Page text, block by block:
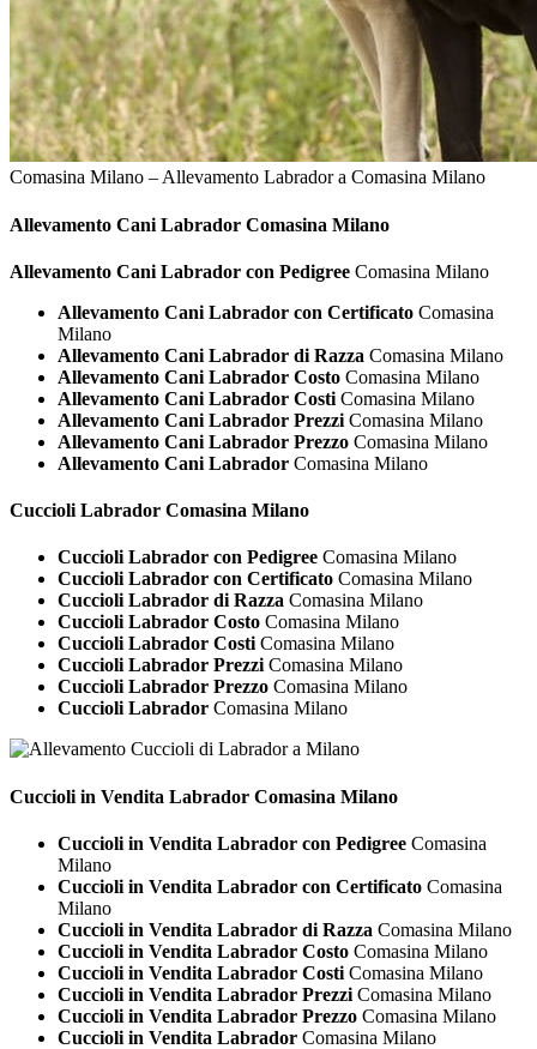
Comasina Milano – Allevamento Labrador a Comasina Milano
Allevamento Cani Labrador Comasina Milano
Allevamento Cani Labrador con Pedigree Comasina Milano
Allevamento Cani Labrador con Certificato Comasina
Milano
Allevamento Cani Labrador di Razza Comasina Milano
Allevamento Cani Labrador Costo Comasina Milano
Allevamento Cani Labrador Costi Comasina Milano
Allevamento Cani Labrador Prezzi Comasina Milano
Allevamento Cani Labrador Prezzo Comasina Milano
Allevamento Cani Labrador Comasina Milano
Cuccioli Labrador Comasina Milano
Cuccioli Labrador con Pedigree Comasina Milano
Cuccioli Labrador con Certificato Comasina Milano
Cuccioli Labrador di Razza Comasina Milano
Cuccioli Labrador Costo Comasina Milano
Cuccioli Labrador CostiComasina Milano
Cuccioli Labrador PrezziComasina Milano
Cuccioli Labrador Prezzo Comasina Milano
Cuccioli Labrador Comasina Milano
Cuccioli in Vendita Labrador Comasina Milano
Cuccioli in Vendita Labrador con Pedigree Comasina
Milano
Cuccioli in Vendita Labrador con Certificato Comasina
Milano
Cuccioli in Vendita Labrador di Razza Comasina Milano
Cuccioli in Vendita Labrador Costo Comasina Milano
Cuccioli in Vendita Labrador Costi Comasina Milano
Cuccioli in Vendita Labrador Prezzi Comasina Milano
Cuccioli in Vendita Labrador Prezzo Comasina Milano
Cuccioli in Vendita Labrador Comasina Milano